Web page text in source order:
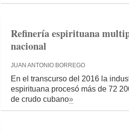
Refinería espirituana
nacional
JUAN ANTONIO BORREGO
En el transcurso del 2016 la
espirituana procesó más de 72
de crudo cubano»